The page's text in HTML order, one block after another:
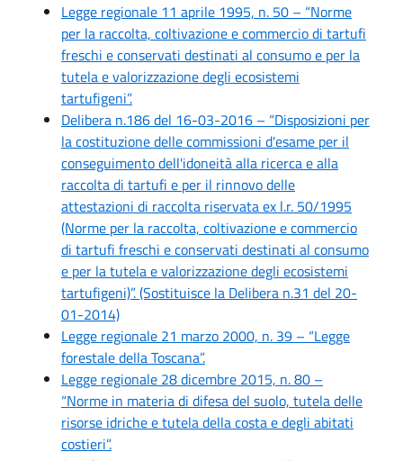
Legge regionale 11 aprile 1995, n. 50 – “Norme
per la raccolta, coltivazione e commercio di tartufi
freschi e conservati destinati al consumo e per la
tutela e valorizzazione degli ecosistemi
tartufigeni”.
Delibera n.186 del 16-03-2016 – “Disposizioni per
la costituzione delle commissioni d'esame per il
conseguimento dell'idoneità alla ricerca e alla
raccolta di tartufi e per il rinnovo delle
attestazioni di raccolta riservata ex l.r. 50/1995
(Norme per la raccolta, coltivazione e commercio
di tartufi freschi e conservati destinati al consumo
e per la tutela e valorizzazione degli ecosistemi
tartufigeni)”. (Sostituisce la Delibera n.31 del 20-
01-2014)
Legge regionale 21 marzo 2000, n. 39 – “Legge
forestale della Toscana”.
Legge regionale 28 dicembre 2015, n. 80 –
“Norme in materia di difesa del suolo, tutela delle
risorse idriche e tutela della costa e degli abitati
costieri”.